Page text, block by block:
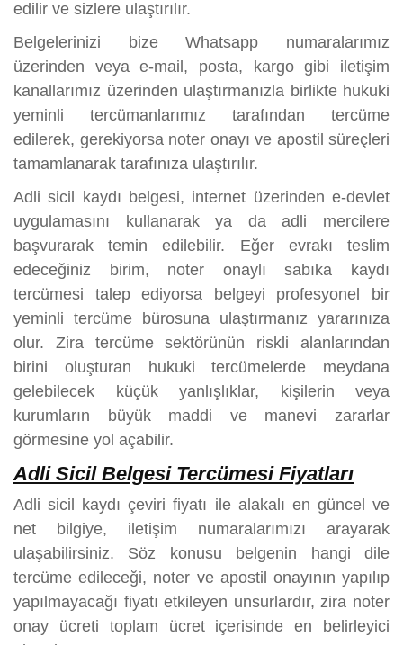
edilir ve sizlere ulaştırılır.
Belgelerinizi bize Whatsapp numaralarımız
üzerinden veya e-mail, posta, kargo gibi iletişim
kanallarımız üzerinden ulaştırmanızla birlikte hukuki
yeminli tercümanlarımız tarafından tercüme
edilerek, gerekiyorsa noter onayı ve apostil süreçleri
tamamlanarak tarafınıza ulaştırılır.
Adli sicil kaydı belgesi, internet üzerinden e-devlet
uygulamasını kullanarak ya da adli mercilere
başvurarak temin edilebilir. Eğer evrakı teslim
edeceğiniz birim, noter onaylı sabıka kaydı
tercümesi talep ediyorsa belgeyi profesyonel bir
yeminli tercüme bürosuna ulaştırmanız yararınıza
olur. Zira tercüme sektörünün riskli alanlarından
birini oluşturan hukuki tercümelerde meydana
gelebilecek küçük yanlışlıklar, kişilerin veya
kurumların büyük maddi ve manevi zararlar
görmesine yol açabilir.
Adli Sicil Belgesi Tercümesi Fiyatları
Adli sicil kaydı çeviri fiyatı ile alakalı en güncel ve
net bilgiye, iletişim numaralarımızı arayarak
ulaşabilirsiniz. Söz konusu belgenin hangi dile
tercüme edileceği, noter ve apostil onayının yapılıp
yapılmayacağı fiyatı etkileyen unsurlardır, zira noter
onay ücreti toplam ücret içerisinde en belirleyici